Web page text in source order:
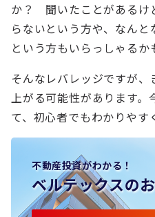
か？ 聞いたことがあるけ
らないという方や、なん
という方もいらっしゃるか
そんなレバレッジですが
上がる可能性があります。
て、初心者でもわかりやす
不動産投資がわかる！
ベルテックスの